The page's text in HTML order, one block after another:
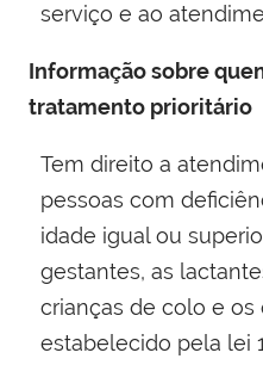
serviço e ao
Informação sobre
tratamento prioritário
Tem direito a
pessoas com
idade igual ou
gestantes, as
crianças de colo e
estabelecido pela lei